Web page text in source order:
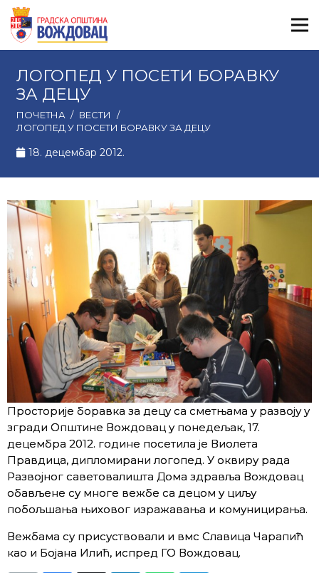
ЛОГОПЕД У ПОСЕТИ БОРАВКУ
ЗА ДЕЦУ
ПОЧЕТНА / ВЕСТИ
/
ЛОГОПЕД У ПОСЕТИ БОРАВКУ ЗА ДЕЦУ
18. децембар 2012.
Просторије боравка за децу са сметњама у развоју у
згради Општине Вождовац у понедељак, 17.
децембра 2012. године посетила је Виолета
Правдица, дипломирани логопед. У оквиру рада
Развојног саветовалишта Дома здравља Вождовац
обављене су многе вежбе са децом у циљу
побољшања њиховог изражавања и комуницирања.
Вежбама су присуствовали и вмс Славица Чарапић
као и Бојана Илић, испред ГО Вождовац.